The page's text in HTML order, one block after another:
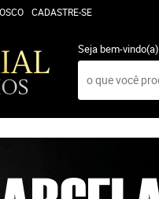
CADASTRE-SE
Seja bem-